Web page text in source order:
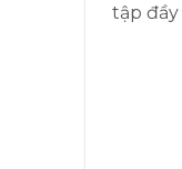
tập đầy